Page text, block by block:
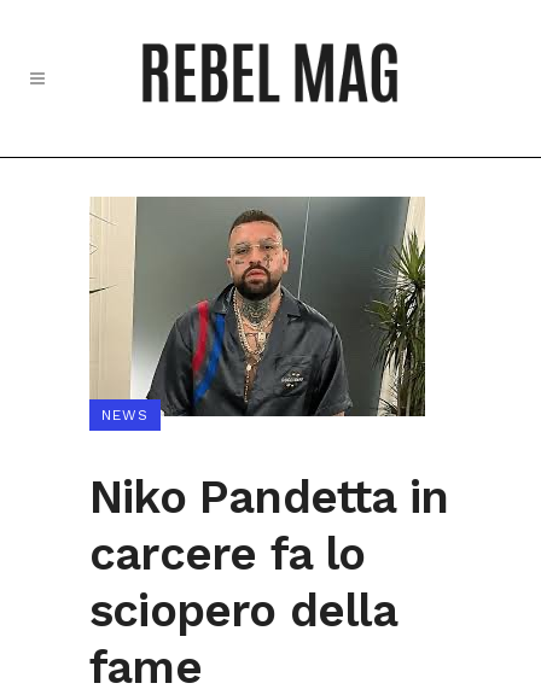
NEWS
Niko Pandetta in
carcere fa lo
sciopero della
fame